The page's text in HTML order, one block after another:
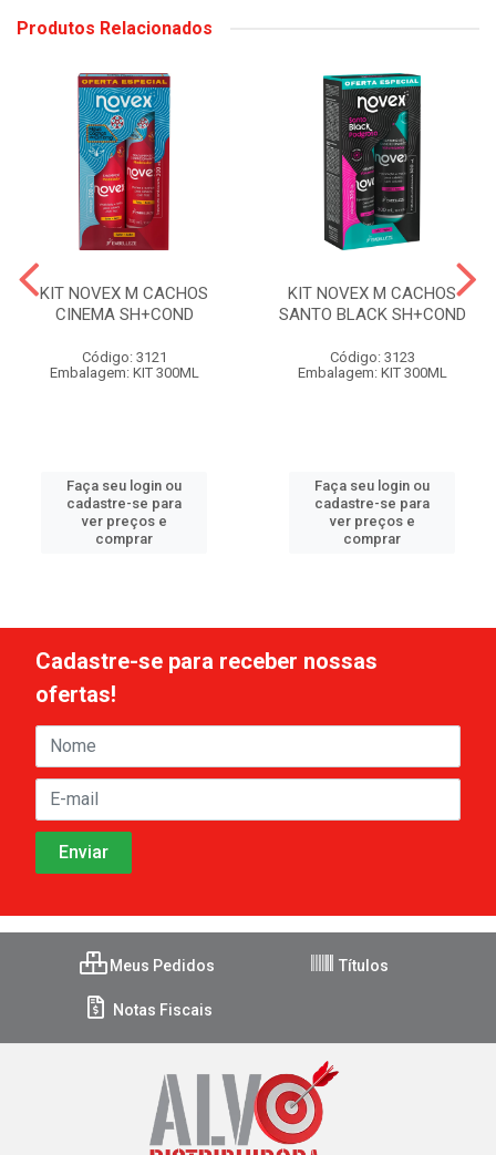
Produtos Relacionados
KIT NOVEX M CACHOS
CINEMA SH+COND
Código: 3121
Embalagem: KIT 300ML
Faça seu login ou
cadastre-se para
ver preços e
comprar
KIT NOVEX M CACHOS
SANTO BLACK SH+COND
Código: 3123
Embalagem: KIT 300ML
Faça seu login ou
cadastre-se para
ver preços e
comprar
Cadastre-se para receber nossas
ofertas!
Meus Pedidos Títulos
Notas Fiscais